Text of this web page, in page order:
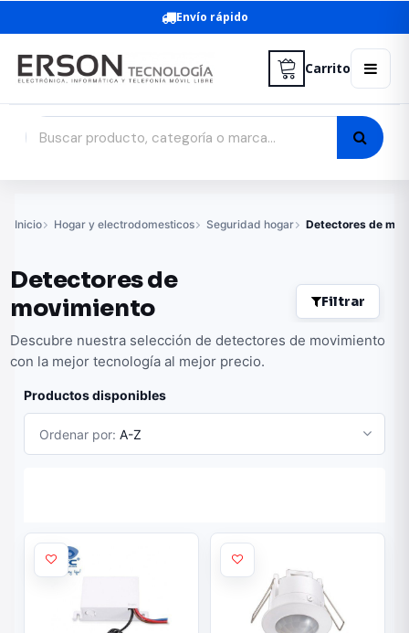
Envío rápido
Carrito
Inicio Hogar y electrodomesticos Seguridad hogar Detectores de
Detectores de
movimiento
Filtrar
Descubre nuestra selección de detectores de movimiento
con la mejor tecnología al mejor precio.
Productos disponibles
Ordenar por: A-Z